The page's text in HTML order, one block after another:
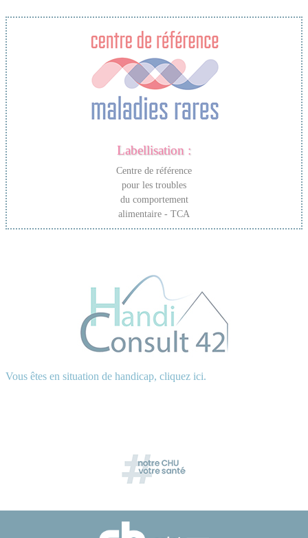
Labellisation :
Centre de référence
pour les troubles
du comportement
alimentaire - TCA
Vous êtes en situation de handicap, cliquez ici.